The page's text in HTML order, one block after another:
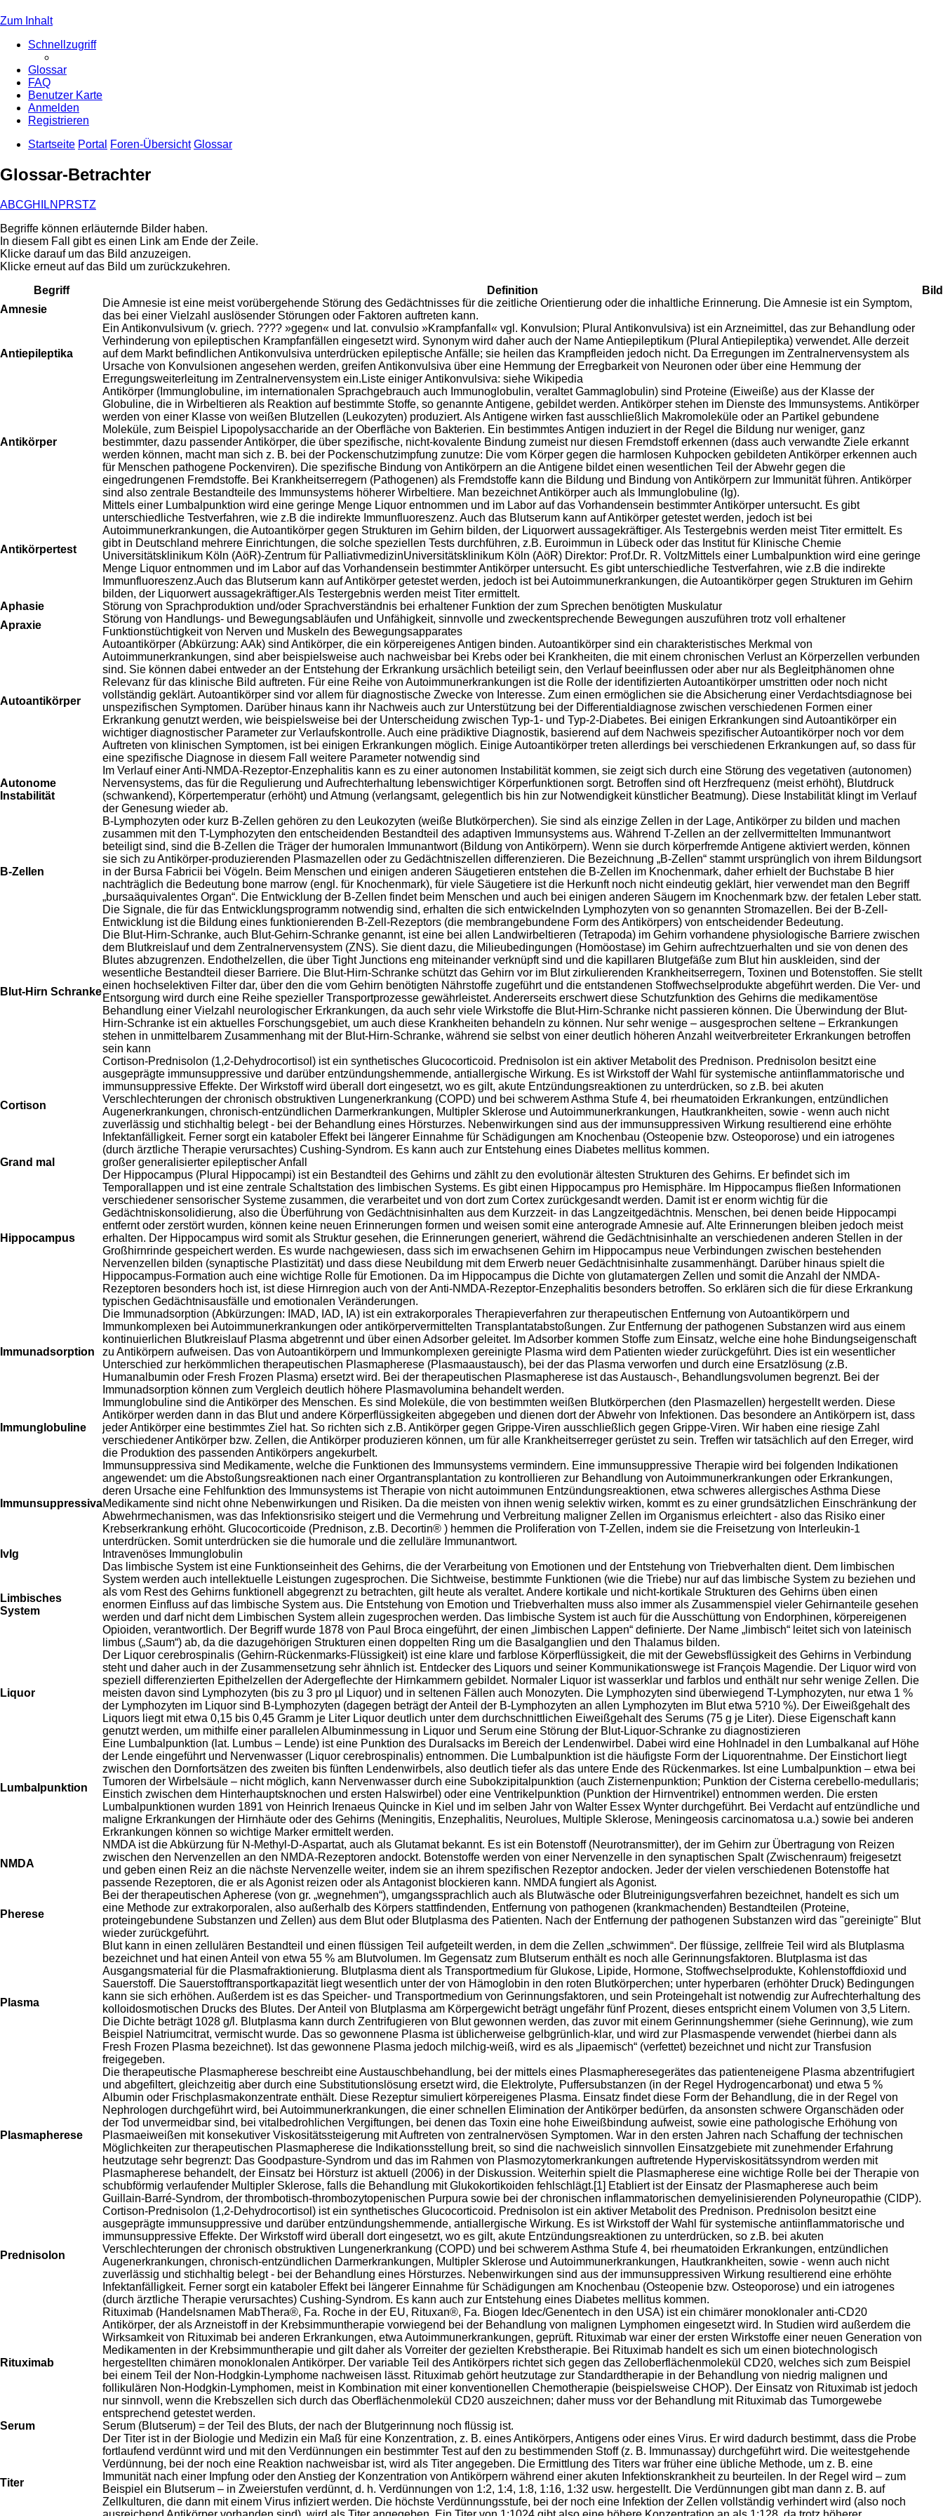
Zum Inhalt
Schnellzugriff
Glossar
FAQ
Benutzer Karte
Anmelden
Registrieren
Startseite Portal Foren-Übersicht Glossar
Glossar-Betrachter
ABCGH LN PRSTZ
Begriffe können erläuternde Bilder haben.
In diesem Fall gibt es einen Link am Ende der Zeile.
Klicke darauf um das Bild anzuzeigen.
Klicke erneut auf das Bild um zurückzukehren.
Begriff
Definition
Bild
Amnesie
Die Amnesie ist eine meist vorübergehende Störung des Gedächtnisses für die zeitliche Orientierung oder die inhaltliche Erinnerung. Die Amnesie ist ein Symptom,
das bei einer Vielzahl auslösender Störungen oder Faktoren auftreten kann.
Antiepileptika
Ein Antikonvulsivum (v. griech. ???? »gegen« und lat. convulsio »Krampfanfall« vgl. Konvulsion; Plural Antikonvulsiva) ist ein Arzneimittel, das zur Behandlung oder
Verhinderung von epileptischen Krampfanfällen eingesetzt wird. Synonym wird daher auch der Name Antiepileptikum (Plural Antiepileptika) verwendet. Alle derzeit
auf dem Markt befindlichen Antikonvulsiva unterdrücken epileptische Anfälle; sie heilen das Krampfleiden jedoch nicht. Da Erregungen im Zentralnervensystem als
Ursache von Konvulsionen angesehen werden, greifen Antikonvulsiva über eine Hemmung der Erregbarkeit von Neuronen oder über eine Hemmung der
Erregungsweiterleitung im Zentralnervensystem ein.Liste einiger Antikonvulsiva: siehe Wikipedia
Antikörper
Antikörper (Immunglobuline, im internationalen Sprachgebrauch auch Immunoglobulin, veraltet Gammaglobulin) sind Proteine (Eiweiße) aus der Klasse der
Globuline, die in Wirbeltieren als Reaktion auf bestimmte Stoffe, so genannte Antigene, gebildet werden. Antikörper stehen im Dienste des Immunsystems. Antikörper
werden von einer Klasse von weißen Blutzellen (Leukozyten) produziert. Als Antigene wirken fast ausschließlich Makromoleküle oder an Partikel gebundene
Moleküle, zum Beispiel Lipopolysaccharide an der Oberfläche von Bakterien. Ein bestimmtes Antigen induziert in der Regel die Bildung nur weniger, ganz
bestimmter, dazu passender Antikörper, die über spezifische, nicht-kovalente Bindung zumeist nur diesen Fremdstoff erkennen (dass auch verwandte Ziele erkannt
werden können, macht man sich z. B. bei der Pockenschutzimpfung zunutze: Die vom Körper gegen die harmlosen Kuhpocken gebildeten Antikörper erkennen auch
für Menschen pathogene Pockenviren). Die spezifische Bindung von Antikörpern an die Antigene bildet einen wesentlichen Teil der Abwehr gegen die
eingedrungenen Fremdstoffe. Bei Krankheitserregern (Pathogenen) als Fremdstoffe kann die Bildung und Bindung von Antikörpern zur Immunität führen. Antikörper
sind also zentrale Bestandteile des Immunsystems höherer Wirbeltiere. Man bezeichnet Antikörper auch als Immunglobuline (Ig).
Antikörpertest
Mittels einer Lumbalpunktion wird eine geringe Menge Liquor entnommen und im Labor auf das Vorhandensein bestimmter Antikörper untersucht. Es gibt
unterschiedliche Testverfahren, wie z.B die indirekte Immunfluoreszenz. Auch das Blutserum kann auf Antikörper getestet werden, jedoch ist bei
Autoimmunerkrankungen, die Autoantikörper gegen Strukturen im Gehirn bilden, der Liquorwert aussagekräftiger. Als Testergebnis werden meist Titer ermittelt. Es
gibt in Deutschland mehrere Einrichtungen, die solche speziellen Tests durchführen, z.B. Euroimmun in Lübeck oder das Institut für Klinische Chemie
Universitätsklinikum Köln (AöR)-Zentrum für PalliativmedizinUniversitätsklinikum Köln (AöR) Direktor: Prof.Dr. R. VoltzMittels einer Lumbalpunktion wird eine geringe
Menge Liquor entnommen und im Labor auf das Vorhandensein bestimmter Antikörper untersucht. Es gibt unterschiedliche Testverfahren, wie z.B die indirekte
Immunfluoreszenz.Auch das Blutserum kann auf Antikörper getestet werden, jedoch ist bei Autoimmunerkrankungen, die Autoantikörper gegen Strukturen im Gehirn
bilden, der Liquorwert aussagekräftiger.Als Testergebnis werden meist Titer ermittelt.
Aphasie
Störung von Sprachproduktion und/oder Sprachverständnis bei erhaltener Funktion der zum Sprechen benötigten Muskulatur
Apraxie
Störung von Handlungs- und Bewegungsabläufen und Unfähigkeit, sinnvolle und zweckentsprechende Bewegungen auszuführen trotz voll erhaltener
Funktionstüchtigkeit von Nerven und Muskeln des Bewegungsapparates
Autoantikörper
Autoantikörper (Abkürzung: AAk) sind Antikörper, die ein körpereigenes Antigen binden. Autoantikörper sind ein charakteristisches Merkmal von
Autoimmunerkrankungen, sind aber beispielsweise auch nachweisbar bei Krebs oder bei Krankheiten, die mit einem chronischen Verlust an Körperzellen verbunden
sind. Sie können dabei entweder an der Entstehung der Erkrankung ursächlich beteiligt sein, den Verlauf beeinflussen oder aber nur als Begleitphänomen ohne
Relevanz für das klinische Bild auftreten. Für eine Reihe von Autoimmunerkrankungen ist die Rolle der identifizierten Autoantikörper umstritten oder noch nicht
vollständig geklärt. Autoantikörper sind vor allem für diagnostische Zwecke von Interesse. Zum einen ermöglichen sie die Absicherung einer Verdachtsdiagnose bei
unspezifischen Symptomen. Darüber hinaus kann ihr Nachweis auch zur Unterstützung bei der Differentialdiagnose zwischen verschiedenen Formen einer
Erkrankung genutzt werden, wie beispielsweise bei der Unterscheidung zwischen Typ-1- und Typ-2-Diabetes. Bei einigen Erkrankungen sind Autoantikörper ein
wichtiger diagnostischer Parameter zur Verlaufskontrolle. Auch eine prädiktive Diagnostik, basierend auf dem Nachweis spezifischer Autoantikörper noch vor dem
Auftreten von klinischen Symptomen, ist bei einigen Erkrankungen möglich. Einige Autoantikörper treten allerdings bei verschiedenen Erkrankungen auf, so dass für
eine spezifische Diagnose in diesem Fall weitere Parameter notwendig sind
Autonome
Instabilität
Im Verlauf einer Anti-NMDA-Rezeptor-Enzephalitis kann es zu einer autonomen Instabilität kommen, sie zeigt sich durch eine Störung des vegetativen (autonomen)
Nervensystems, das für die Regulierung und Aufrechterhaltung lebenswichtiger Körperfunktionen sorgt. Betroffen sind oft Herzfrequenz (meist erhöht), Blutdruck
(schwankend), Körpertemperatur (erhöht) und Atmung (verlangsamt, gelegentlich bis hin zur Notwendigkeit künstlicher Beatmung). Diese Instabilität klingt im Verlauf
der Genesung wieder ab.
B-Zellen
B-Lymphozyten oder kurz B-Zellen gehören zu den Leukozyten (weiße Blutkörperchen). Sie sind als einzige Zellen in der Lage, Antikörper zu bilden und machen
zusammen mit den T-Lymphozyten den entscheidenden Bestandteil des adaptiven Immunsystems aus. Während T-Zellen an der zellvermittelten Immunantwort
beteiligt sind, sind die B-Zellen die Träger der humoralen Immunantwort (Bildung von Antikörpern). Wenn sie durch körperfremde Antigene aktiviert werden, können
sie sich zu Antikörper-produzierenden Plasmazellen oder zu Gedächtniszellen differenzieren. Die Bezeichnung „B-Zellen“ stammt ursprünglich von ihrem Bildungsort
in der Bursa Fabricii bei Vögeln. Beim Menschen und einigen anderen Säugetieren entstehen die B-Zellen im Knochenmark, daher erhielt der Buchstabe B hier
nachträglich die Bedeutung bone marrow (engl. für Knochenmark), für viele Säugetiere ist die Herkunft noch nicht eindeutig geklärt, hier verwendet man den Begriff
„bursaäquivalentes Organ“. Die Entwicklung der B-Zellen findet beim Menschen und auch bei einigen anderen Säugern im Knochenmark bzw. der fetalen Leber statt.
Die Signale, die für das Entwicklungsprogramm notwendig sind, erhalten die sich entwickelnden Lymphozyten von so genannten Stromazellen. Bei der B-Zell-
Entwicklung ist die Bildung eines funktionierenden B-Zell-Rezeptors (die membrangebundene Form des Antikörpers) von entscheidender Bedeutung.
Blut-Hirn Schranke
Die Blut-Hirn-Schranke, auch Blut-Gehirn-Schranke genannt, ist eine bei allen Landwirbeltieren (Tetrapoda) im Gehirn vorhandene physiologische Barriere zwischen
dem Blutkreislauf und dem Zentralnervensystem (ZNS). Sie dient dazu, die Milieubedingungen (Homöostase) im Gehirn aufrechtzuerhalten und sie von denen des
Blutes abzugrenzen. Endothelzellen, die über Tight Junctions eng miteinander verknüpft sind und die kapillaren Blutgefäße zum Blut hin auskleiden, sind der
wesentliche Bestandteil dieser Barriere. Die Blut-Hirn-Schranke schützt das Gehirn vor im Blut zirkulierenden Krankheitserregern, Toxinen und Botenstoffen. Sie stellt
einen hochselektiven Filter dar, über den die vom Gehirn benötigten Nährstoffe zugeführt und die entstandenen Stoffwechselprodukte abgeführt werden. Die Ver- und
Entsorgung wird durch eine Reihe spezieller Transportprozesse gewährleistet. Andererseits erschwert diese Schutzfunktion des Gehirns die medikamentöse
Behandlung einer Vielzahl neurologischer Erkrankungen, da auch sehr viele Wirkstoffe die Blut-Hirn-Schranke nicht passieren können. Die Überwindung der Blut-
Hirn-Schranke ist ein aktuelles Forschungsgebiet, um auch diese Krankheiten behandeln zu können. Nur sehr wenige – ausgesprochen seltene – Erkrankungen
stehen in unmittelbarem Zusammenhang mit der Blut-Hirn-Schranke, während sie selbst von einer deutlich höheren Anzahl weitverbreiteter Erkrankungen betroffen
sein kann
Cortison
Cortison-Prednisolon (1,2-Dehydrocortisol) ist ein synthetisches Glucocorticoid. Prednisolon ist ein aktiver Metabolit des Prednison. Prednisolon besitzt eine
ausgeprägte immunsuppressive und darüber entzündungshemmende, antiallergische Wirkung. Es ist Wirkstoff der Wahl für systemische antiinflammatorische und
immunsuppressive Effekte. Der Wirkstoff wird überall dort eingesetzt, wo es gilt, akute Entzündungsreaktionen zu unterdrücken, so z.B. bei akuten
Verschlechterungen der chronisch obstruktiven Lungenerkrankung (COPD) und bei schwerem Asthma Stufe 4, bei rheumatoiden Erkrankungen, entzündlichen
Augenerkrankungen, chronisch-entzündlichen Darmerkrankungen, Multipler Sklerose und Autoimmunerkrankungen, Hautkrankheiten, sowie - wenn auch nicht
zuverlässig und stichhaltig belegt - bei der Behandlung eines Hörsturzes. Nebenwirkungen sind aus der immunsuppressiven Wirkung resultierend eine erhöhte
Infektanfälligkeit. Ferner sorgt ein kataboler Effekt bei längerer Einnahme für Schädigungen am Knochenbau (Osteopenie bzw. Osteoporose) und ein iatrogenes
(durch ärztliche Therapie verursachtes) Cushing-Syndrom. Es kann auch zur Entstehung eines Diabetes mellitus kommen.
Grand mal
großer generalisierter epileptischer Anfall
Hippocampus
Der Hippocampus (Plural Hippocampi) ist ein Bestandteil des Gehirns und zählt zu den evolutionär ältesten Strukturen des Gehirns. Er befindet sich im
Temporallappen und ist eine zentrale Schaltstation des limbischen Systems. Es gibt einen Hippocampus pro Hemisphäre. Im Hippocampus fließen Informationen
verschiedener sensorischer Systeme zusammen, die verarbeitet und von dort zum Cortex zurückgesandt werden. Damit ist er enorm wichtig für die
Gedächtniskonsolidierung, also die Überführung von Gedächtnisinhalten aus dem Kurzzeit- in das Langzeitgedächtnis. Menschen, bei denen beide Hippocampi
entfernt oder zerstört wurden, können keine neuen Erinnerungen formen und weisen somit eine anterograde Amnesie auf. Alte Erinnerungen bleiben jedoch meist
erhalten. Der Hippocampus wird somit als Struktur gesehen, die Erinnerungen generiert, während die Gedächtnisinhalte an verschiedenen anderen Stellen in der
Großhirnrinde gespeichert werden. Es wurde nachgewiesen, dass sich im erwachsenen Gehirn im Hippocampus neue Verbindungen zwischen bestehenden
Nervenzellen bilden (synaptische Plastizität) und dass diese Neubildung mit dem Erwerb neuer Gedächtnisinhalte zusammenhängt. Darüber hinaus spielt die
Hippocampus-Formation auch eine wichtige Rolle für Emotionen. Da im Hippocampus die Dichte von glutamatergen Zellen und somit die Anzahl der NMDA-
Rezeptoren besonders hoch ist, ist diese Hirnregion auch von der Anti-NMDA-Rezeptor-Enzephalitis besonders betroffen. So erklären sich die für diese Erkrankung
typischen Gedächtnisausfälle und emotionalen Veränderungen.
Immunadsorption
Die Immunadsorption (Abkürzungen: IMAD, IAD, IA) ist ein extrakorporales Therapieverfahren zur therapeutischen Entfernung von Autoantikörpern und
Immunkomplexen bei Autoimmunerkrankungen oder antikörpervermittelten Transplantatabstoßungen. Zur Entfernung der pathogenen Substanzen wird aus einem
kontinuierlichen Blutkreislauf Plasma abgetrennt und über einen Adsorber geleitet. Im Adsorber kommen Stoffe zum Einsatz, welche eine hohe Bindungseigenschaft
zu Antikörpern aufweisen. Das von Autoantikörpern und Immunkomplexen gereinigte Plasma wird dem Patienten wieder zurückgeführt. Dies ist ein wesentlicher
Unterschied zur herkömmlichen therapeutischen Plasmapherese (Plasmaaustausch), bei der das Plasma verworfen und durch eine Ersatzlösung (z.B.
Humanalbumin oder Fresh Frozen Plasma) ersetzt wird. Bei der therapeutischen Plasmapherese ist das Austausch-, Behandlungsvolumen begrenzt. Bei der
Immunadsorption können zum Vergleich deutlich höhere Plasmavolumina behandelt werden.
Immunglobuline
Immunglobuline sind die Antikörper des Menschen. Es sind Moleküle, die von bestimmten weißen Blutkörperchen (den Plasmazellen) hergestellt werden. Diese
Antikörper werden dann in das Blut und andere Körperflüssigkeiten abgegeben und dienen dort der Abwehr von Infektionen. Das besondere an Antikörpern ist, dass
jeder Antikörper eine bestimmtes Ziel hat. So richten sich z.B. Antikörper gegen Grippe-Viren ausschließlich gegen Grippe-Viren. Wir haben eine riesige Zahl
verschiedener Antikörper bzw. Zellen, die Antikörper produzieren können, um für alle Krankheitserreger gerüstet zu sein. Treffen wir tatsächlich auf den Erreger, wird
die Produktion des passenden Antikörpers angekurbelt.
Immunsuppressiva
Immunsuppressiva sind Medikamente, welche die Funktionen des Immunsystems vermindern. Eine immunsuppressive Therapie wird bei folgenden Indikationen
angewendet: um die Abstoßungsreaktionen nach einer Organtransplantation zu kontrollieren zur Behandlung von Autoimmunerkrankungen oder Erkrankungen,
deren Ursache eine Fehlfunktion des Immunsystems ist Therapie von nicht autoimmunen Entzündungsreaktionen, etwa schweres allergisches Asthma Diese
Medikamente sind nicht ohne Nebenwirkungen und Risiken. Da die meisten von ihnen wenig selektiv wirken, kommt es zu einer grundsätzlichen Einschränkung der
Abwehrmechanismen, was das Infektionsrisiko steigert und die Vermehrung und Verbreitung maligner Zellen im Organismus erleichtert - also das Risiko einer
Krebserkrankung erhöht. Glucocorticoide (Prednison, z.B. Decortin® ) hemmen die Proliferation von T-Zellen, indem sie die Freisetzung von Interleukin-1
unterdrücken. Somit unterdrücken sie die humorale und die zelluläre Immunantwort.
IvIg
Intravenöses Immunglobulin
Limbisches
System
Das limbische System ist eine Funktionseinheit des Gehirns, die der Verarbeitung von Emotionen und der Entstehung von Triebverhalten dient. Dem limbischen
System werden auch intellektuelle Leistungen zugesprochen. Die Sichtweise, bestimmte Funktionen (wie die Triebe) nur auf das limbische System zu beziehen und
als vom Rest des Gehirns funktionell abgegrenzt zu betrachten, gilt heute als veraltet. Andere kortikale und nicht-kortikale Strukturen des Gehirns üben einen
enormen Einfluss auf das limbische System aus. Die Entstehung von Emotion und Triebverhalten muss also immer als Zusammenspiel vieler Gehirnanteile gesehen
werden und darf nicht dem Limbischen System allein zugesprochen werden. Das limbische System ist auch für die Ausschüttung von Endorphinen, körpereigenen
Opioiden, verantwortlich. Der Begriff wurde 1878 von Paul Broca eingeführt, der einen „limbischen Lappen“ definierte. Der Name „limbisch“ leitet sich von lateinisch
limbus („Saum“) ab, da die dazugehörigen Strukturen einen doppelten Ring um die Basalganglien und den Thalamus bilden.
Liquor
Der Liquor cerebrospinalis (Gehirn-Rückenmarks-Flüssigkeit) ist eine klare und farblose Körperflüssigkeit, die mit der Gewebsflüssigkeit des Gehirns in Verbindung
steht und daher auch in der Zusammensetzung sehr ähnlich ist. Entdecker des Liquors und seiner Kommunikationswege ist François Magendie. Der Liquor wird von
speziell differenzierten Epithelzellen der Adergeflechte der Hirnkammern gebildet. Normaler Liquor ist wasserklar und farblos und enthält nur sehr wenige Zellen. Die
meisten davon sind Lymphozyten (bis zu 3 pro µl Liquor) und in seltenen Fällen auch Monozyten. Die Lymphozyten sind überwiegend T-Lymphozyten, nur etwa 1 %
der Lymphozyten im Liquor sind B-Lymphozyten (dagegen beträgt der Anteil der B-Lymphozyten an allen Lymphozyten im Blut etwa 5?10 %). Der Eiweißgehalt des
Liquors liegt mit etwa 0,15 bis 0,45 Gramm je Liter Liquor deutlich unter dem durchschnittlichen Eiweißgehalt des Serums (75 g je Liter). Diese Eigenschaft kann
genutzt werden, um mithilfe einer parallelen Albuminmessung in Liquor und Serum eine Störung der Blut-Liquor-Schranke zu diagnostizieren
Lumbalpunktion
Eine Lumbalpunktion (lat. Lumbus – Lende) ist eine Punktion des Duralsacks im Bereich der Lendenwirbel. Dabei wird eine Hohlnadel in den Lumbalkanal auf Höhe
der Lende eingeführt und Nervenwasser (Liquor cerebrospinalis) entnommen. Die Lumbalpunktion ist die häufigste Form der Liquorentnahme. Der Einstichort liegt
zwischen den Dornfortsätzen des zweiten bis fünften Lendenwirbels, also deutlich tiefer als das untere Ende des Rückenmarkes. Ist eine Lumbalpunktion – etwa bei
Tumoren der Wirbelsäule – nicht möglich, kann Nervenwasser durch eine Subokzipitalpunktion (auch Zisternenpunktion; Punktion der Cisterna cerebello-medullaris;
Einstich zwischen dem Hinterhauptsknochen und ersten Halswirbel) oder eine Ventrikelpunktion (Punktion der Hirnventrikel) entnommen werden. Die ersten
Lumbalpunktionen wurden 1891 von Heinrich Irenaeus Quincke in Kiel und im selben Jahr von Walter Essex Wynter durchgeführt. Bei Verdacht auf entzündliche und
maligne Erkrankungen der Hirnhäute oder des Gehirns (Meningitis, Enzephalitis, Neurolues, Multiple Sklerose, Meningeosis carcinomatosa u.a.) sowie bei anderen
Erkrankungen können so wichtige Marker ermittelt werden.
NMDA
NMDA ist die Abkürzung für N-Methyl-D-Aspartat, auch als Glutamat bekannt. Es ist ein Botenstoff (Neurotransmitter), der im Gehirn zur Übertragung von Reizen
zwischen den Nervenzellen an den NMDA-Rezeptoren andockt. Botenstoffe werden von einer Nervenzelle in den synaptischen Spalt (Zwischenraum) freigesetzt
und geben einen Reiz an die nächste Nervenzelle weiter, indem sie an ihrem spezifischen Rezeptor andocken. Jeder der vielen verschiedenen Botenstoffe hat
passende Rezeptoren, die er als Agonist reizen oder als Antagonist blockieren kann. NMDA fungiert als Agonist.
Pherese
Bei der therapeutischen Apherese (von gr. „wegnehmen“), umgangssprachlich auch als Blutwäsche oder Blutreinigungsverfahren bezeichnet, handelt es sich um
eine Methode zur extrakorporalen, also außerhalb des Körpers stattfindenden, Entfernung von pathogenen (krankmachenden) Bestandteilen (Proteine,
proteingebundene Substanzen und Zellen) aus dem Blut oder Blutplasma des Patienten. Nach der Entfernung der pathogenen Substanzen wird das "gereinigte" Blut
wieder zurückgeführt.
Plasma
Blut kann in einen zellulären Bestandteil und einen flüssigen Teil aufgeteilt werden, in dem die Zellen „schwimmen“. Der flüssige, zellfreie Teil wird als Blutplasma
bezeichnet und hat einen Anteil von etwa 55 % am Blutvolumen. Im Gegensatz zum Blutserum enthält es noch alle Gerinnungsfaktoren. Blutplasma ist das
Ausgangsmaterial für die Plasmafraktionierung. Blutplasma dient als Transportmedium für Glukose, Lipide, Hormone, Stoffwechselprodukte, Kohlenstoffdioxid und
Sauerstoff. Die Sauerstofftransportkapazität liegt wesentlich unter der von Hämoglobin in den roten Blutkörperchen; unter hyperbaren (erhöhter Druck) Bedingungen
kann sie sich erhöhen. Außerdem ist es das Speicher- und Transportmedium von Gerinnungsfaktoren, und sein Proteingehalt ist notwendig zur Aufrechterhaltung des
kolloidosmotischen Drucks des Blutes. Der Anteil von Blutplasma am Körpergewicht beträgt ungefähr fünf Prozent, dieses entspricht einem Volumen von 3,5 Litern.
Die Dichte beträgt 1028 g/l. Blutplasma kann durch Zentrifugieren von Blut gewonnen werden, das zuvor mit einem Gerinnungshemmer (siehe Gerinnung), wie zum
Beispiel Natriumcitrat, vermischt wurde. Das so gewonnene Plasma ist üblicherweise gelbgrünlich-klar, und wird zur Plasmaspende verwendet (hierbei dann als
Fresh Frozen Plasma bezeichnet). Ist das gewonnene Plasma jedoch milchig-weiß, wird es als „lipaemisch“ (verfettet) bezeichnet und nicht zur Transfusion
freigegeben.
Plasmapherese
Die therapeutische Plasmapherese beschreibt eine Austauschbehandlung, bei der mittels eines Plasmapheresegerätes das patienteneigene Plasma abzentrifugiert
und abgefiltert, gleichzeitig aber durch eine Substitutionslösung ersetzt wird, die Elektrolyte, Puffersubstanzen (in der Regel Hydrogencarbonat) und etwa 5 %
Albumin oder Frischplasmakonzentrate enthält. Diese Rezeptur simuliert körpereigenes Plasma. Einsatz findet diese Form der Behandlung, die in der Regel von
Nephrologen durchgeführt wird, bei Autoimmunerkrankungen, die einer schnellen Elimination der Antikörper bedürfen, da ansonsten schwere Organschäden oder
der Tod unvermeidbar sind, bei vitalbedrohlichen Vergiftungen, bei denen das Toxin eine hohe Eiweißbindung aufweist, sowie eine pathologische Erhöhung von
Plasmaeiweißen mit konsekutiver Viskositätssteigerung mit Auftreten von zentralnervösen Symptomen. War in den ersten Jahren nach Schaffung der technischen
Möglichkeiten zur therapeutischen Plasmapherese die Indikationsstellung breit, so sind die nachweislich sinnvollen Einsatzgebiete mit zunehmender Erfahrung
heutzutage sehr begrenzt: Das Goodpasture-Syndrom und das im Rahmen von Plasmozytomerkrankungen auftretende Hyperviskositätssyndrom werden mit
Plasmapherese behandelt, der Einsatz bei Hörsturz ist aktuell (2006) in der Diskussion. Weiterhin spielt die Plasmapherese eine wichtige Rolle bei der Therapie von
schubförmig verlaufender Multipler Sklerose, falls die Behandlung mit Glukokortikoiden fehlschlägt.[1] Etabliert ist der Einsatz der Plasmapherese auch beim
Guillain-Barré-Syndrom, der thrombotisch-thrombozytopenischen Purpura sowie bei der chronischen inflammatorischen demyelinisierenden Polyneuropathie (CIDP).
Prednisolon
Cortison-Prednisolon (1,2-Dehydrocortisol) ist ein synthetisches Glucocorticoid. Prednisolon ist ein aktiver Metabolit des Prednison. Prednisolon besitzt eine
ausgeprägte immunsuppressive und darüber entzündungshemmende, antiallergische Wirkung. Es ist Wirkstoff der Wahl für systemische antiinflammatorische und
immunsuppressive Effekte. Der Wirkstoff wird überall dort eingesetzt, wo es gilt, akute Entzündungsreaktionen zu unterdrücken, so z.B. bei akuten
Verschlechterungen der chronisch obstruktiven Lungenerkrankung (COPD) und bei schwerem Asthma Stufe 4, bei rheumatoiden Erkrankungen, entzündlichen
Augenerkrankungen, chronisch-entzündlichen Darmerkrankungen, Multipler Sklerose und Autoimmunerkrankungen, Hautkrankheiten, sowie - wenn auch nicht
zuverlässig und stichhaltig belegt - bei der Behandlung eines Hörsturzes. Nebenwirkungen sind aus der immunsuppressiven Wirkung resultierend eine erhöhte
Infektanfälligkeit. Ferner sorgt ein kataboler Effekt bei längerer Einnahme für Schädigungen am Knochenbau (Osteopenie bzw. Osteoporose) und ein iatrogenes
(durch ärztliche Therapie verursachtes) Cushing-Syndrom. Es kann auch zur Entstehung eines Diabetes mellitus kommen.
Rituximab
Rituximab (Handelsnamen MabThera®, Fa. Roche in der EU, Rituxan®, Fa. Biogen Idec/Genentech in den USA) ist ein chimärer monoklonaler anti-CD20
Antikörper, der als Arzneistoff in der Krebsimmuntherapie vorwiegend bei der Behandlung von malignen Lymphomen eingesetzt wird. In Studien wird außerdem die
Wirksamkeit von Rituximab bei anderen Erkrankungen, etwa Autoimmunerkrankungen, geprüft. Rituximab war einer der ersten Wirkstoffe einer neuen Generation von
Medikamenten in der Krebsimmuntherapie und gilt daher als Vorreiter der gezielten Krebstherapie. Bei Rituximab handelt es sich um einen biotechnologisch
hergestellten chimären monoklonalen Antikörper. Der variable Teil des Antikörpers richtet sich gegen das Zelloberflächenmolekül CD20, welches sich zum Beispiel
bei einem Teil der Non-Hodgkin-Lymphome nachweisen lässt. Rituximab gehört heutzutage zur Standardtherapie in der Behandlung von niedrig malignen und
follikulären Non-Hodgkin-Lymphomen, meist in Kombination mit einer konventionellen Chemotherapie (beispielsweise CHOP). Der Einsatz von Rituximab ist jedoch
nur sinnvoll, wenn die Krebszellen sich durch das Oberflächenmolekül CD20 auszeichnen; daher muss vor der Behandlung mit Rituximab das Tumorgewebe
entsprechend getestet werden.
Serum
Serum (Blutserum) = der Teil des Bluts, der nach der Blutgerinnung noch flüssig ist.
Titer
Der Titer ist in der Biologie und Medizin ein Maß für eine Konzentration, z. B. eines Antikörpers, Antigens oder eines Virus. Er wird dadurch bestimmt, dass die Probe
fortlaufend verdünnt wird und mit den Verdünnungen ein bestimmter Test auf den zu bestimmenden Stoff (z. B. Immunassay) durchgeführt wird. Die weitestgehende
Verdünnung, bei der noch eine Reaktion nachweisbar ist, wird als Titer angegeben. Die Ermittlung des Titers war früher eine übliche Methode, um z. B. eine
Immunität nach einer Impfung oder den Anstieg der Konzentration von Antikörpern während einer akuten Infektionskrankheit zu beurteilen. In der Regel wird – zum
Beispiel ein Blutserum – in Zweierstufen verdünnt, d. h. Verdünnungen von 1:2, 1:4, 1:8, 1:16, 1:32 usw. hergestellt. Die Verdünnungen gibt man dann z. B. auf
Zellkulturen, die dann mit einem Virus infiziert werden. Die höchste Verdünnungsstufe, bei der noch eine Infektion der Zellen vollständig verhindert wird (also noch